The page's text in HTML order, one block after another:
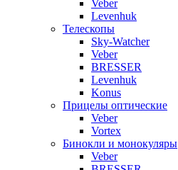
Veber
Levenhuk
Телескопы
Sky-Watcher
Veber
BRESSER
Levenhuk
Konus
Прицелы оптические
Veber
Vortex
Бинокли и монокуляры
Veber